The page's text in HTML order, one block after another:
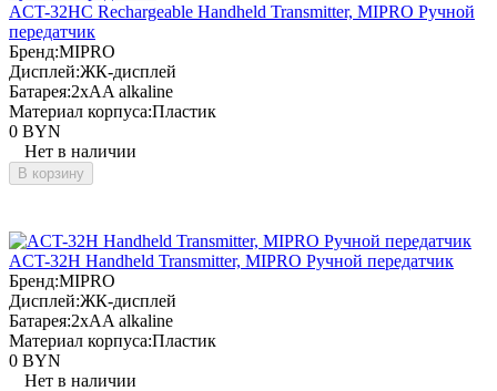
ACT-32HC Rechargeable Handheld Transmitter, MIPRO Ручной
передатчик
Бренд:MIPRO
Дисплей:ЖК-дисплей
Батарея:2xAA alkaline
Материал корпуса:Пластик
0 BYN
Нет в наличии
В корзину
ACT-32H Handheld Transmitter, MIPRO Ручной передатчик
Бренд:MIPRO
Дисплей:ЖК-дисплей
Батарея:2xAA alkaline
Материал корпуса:Пластик
0 BYN
Нет в наличии